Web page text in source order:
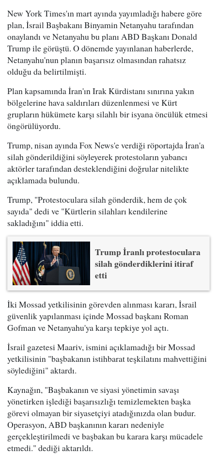
New York Times'ın mart ayında yayımladığı habere göre
plan, İsrail Başbakanı Binyamin Netanyahu tarafından
onaylandı ve Netanyahu bu planı ABD Başkanı Donald
Trump ile görüştü. O dönemde yayınlanan haberlerde,
Netanyahu'nun planın başarısız olmasından rahatsız
olduğu da belirtilmişti.
Plan kapsamında İran'ın Irak Kürdistanı sınırına yakın
bölgelerine hava saldırıları düzenlenmesi ve Kürt
grupların hükümete karşı silahlı bir isyana öncülük etmesi
öngörülüyordu.
Trump, nisan ayında Fox News'e verdiği röportajda İran'a
silah gönderildiğini söyleyerek protestoların yabancı
aktörler tarafından desteklendiğini doğrular nitelikte
açıklamada bulundu.
Trump, "Protestoculara silah gönderdik, hem de çok
sayıda" dedi ve "Kürtlerin silahları kendilerine
sakladığını" iddia etti.
Trump İranlı protestoculara
silah gönderdiklerini itiraf
etti
İki Mossad yetkilisinin görevden alınması kararı, İsrail
güvenlik yapılanması içinde Mossad başkanı Roman
Gofman ve Netanyahu'ya karşı tepkiye yol açtı.
İsrail gazetesi Maariv, ismini açıklamadığı bir Mossad
yetkilisinin "başbakanın istihbarat teşkilatını mahvettiğini
söylediğini" aktardı.
Kaynağın, "Başbakanın ve siyasi yönetimin savaşı
yönetirken işlediği başarısızlığı temizlemekten başka
görevi olmayan bir siyasetçiyi atadığınızda olan budur.
Operasyon, ABD başkanının kararı nedeniyle
gerçekleştirilmedi ve başbakan bu karara karşı mücadele
etmedi." dediği aktarıldı.